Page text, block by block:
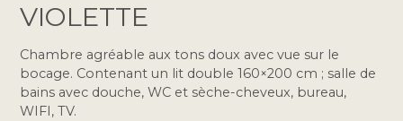
VIOLETTE
Chambre agréable aux tons doux avec vue sur le
bocage. Contenant un lit double 160×200 cm ; salle de
bains avec douche, WC et sèche-cheveux, bureau,
WIFI, TV.